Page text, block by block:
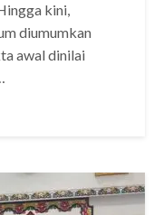
kini,
diumumkan
awal dinilai